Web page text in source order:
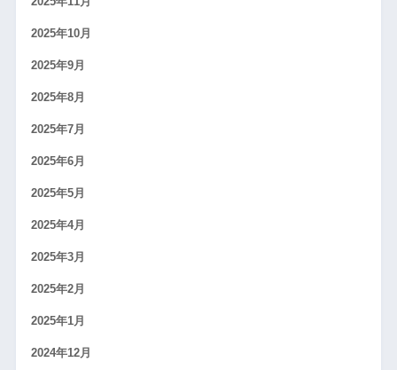
2025年10月
2025年9月
2025年8月
2025年7月
2025年6月
2025年5月
2025年4月
2025年3月
2025年2月
2025年1月
2024年12月